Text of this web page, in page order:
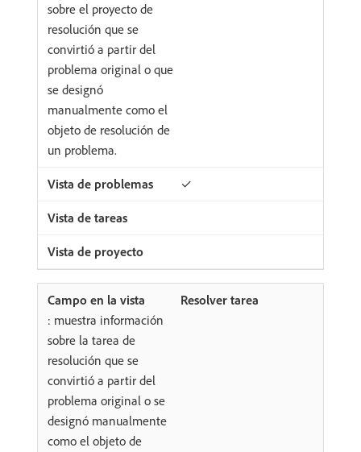
sobre el proyecto de
resolución que se
convirtió a partir del
problema original o que
se designó
manualmente como el
objeto de resolución de
un problema.
✓
Resolver tarea
: muestra información
sobre la tarea de
resolución que se
convirtió a partir del
problema original o se
designó manualmente
como el objeto de